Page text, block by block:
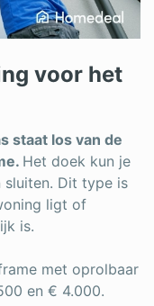
voor het
staat los van de
Het doek kun je
sluiten. Dit type is
ligt of
is.
met oprolbaar
en € 4.000.